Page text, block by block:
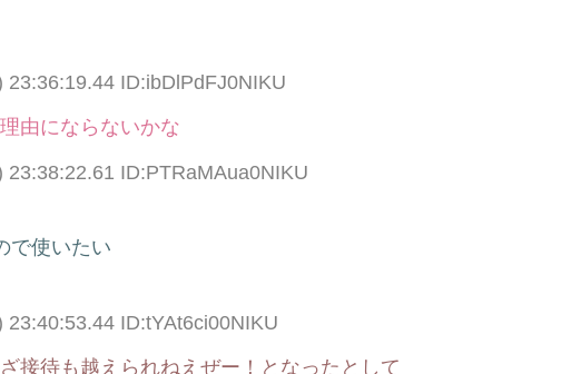
23:36:19.44 ID:ibDlPdFJ0NIKU
由にならないかな
23:38:22.61 ID:PTRaMAua0NIKU
で使いたい
23:40:53.44 ID:tYAt6ci00NIKU
接待も越えられねえぜー！となったとして